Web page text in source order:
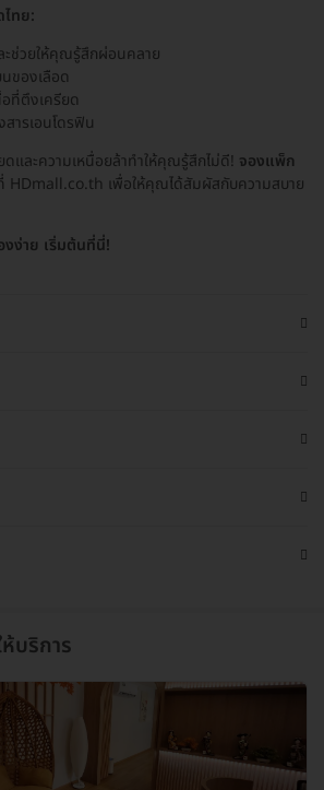
ไทย:
ะช่วยให้คุณรู้สึกผ่อนคลาย
นของเลือด
ที่ตึงเครียด
สารเอนโดรฟิน
ยดและความเหนื่อยล้าทำให้คุณรู้สึกไม่ดี! จองแพ็ก
HDmall.co.th เพื่อให้คุณได้สัมผัสกับความสบาย
งง่าย เริ่มต้นที่นี่!
บริการ